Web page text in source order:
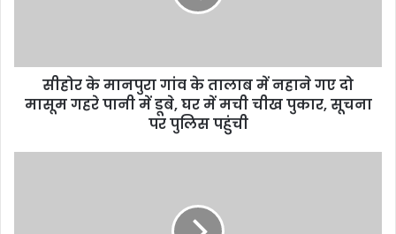
s
सीहोर के मानपुरा गांव के तालाब में नहाने गए दो
मासूम गहरे पानी में डूबे, घर में मची चीख पुकार, सूचना
पर पुलिस पहुंची